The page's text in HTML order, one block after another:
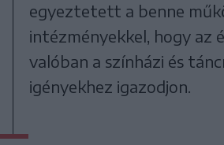
egyeztetett a benne
intézményekkel, hogy az
valóban a színházi és
igényekhez igazodjon.